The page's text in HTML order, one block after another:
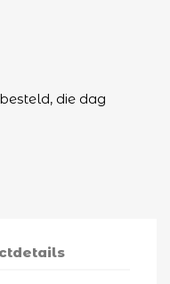
die dag